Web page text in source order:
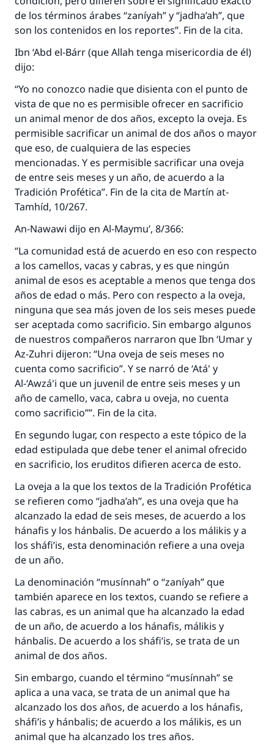
de los términos árabes “zaníyah” y “jadha’ah”, que
son los contenidos en los reportes”. Fin de la cita.
Ibn ‘Abd el-Bárr (que Allah tenga misericordia de él)
dijo:
“Yo no conozco nadie que disienta con el punto de
vista de que no es permisible ofrecer en sacrificio
un animal menor de dos años, excepto la oveja. Es
permisible sacrificar un animal de dos años o mayor
que eso, de cualquiera de las especies
mencionadas. Y es permisible sacrificar una oveja
de entre seis meses y un año, de acuerdo a la
Tradición Profética”. Fin de la cita de Martín at-
Tamhíd, 10/267.
An-Nawawi dijo en Al-Maymu’, 8/366:
“La comunidad está de acuerdo en eso con respecto
a los camellos, vacas y cabras, y es que ningún
animal de esos es aceptable a menos que tenga dos
años de edad o más. Pero con respecto a la oveja,
ninguna que sea más joven de los seis meses puede
ser aceptada como sacrificio. Sin embargo algunos
de nuestros compañeros narraron que Ibn ‘Umar y
Az-Zuhri dijeron: “Una oveja de seis meses no
cuenta como sacrificio”. Y se narró de ‘Atá' y
Al-‘Awzá'i que un juvenil de entre seis meses y un
año de camello, vaca, cabra u oveja, no cuenta
como sacrificio””. Fin de la cita.
En segundo lugar, con respecto a este tópico de la
edad estipulada que debe tener el animal ofrecido
en sacrificio, los eruditos difieren acerca de esto.
La oveja a la que los textos de la Tradición Profética
se refieren como “jadha’ah”, es una oveja que ha
alcanzado la edad de seis meses, de acuerdo a los
hánafis y los hánbalis. De acuerdo a los málikis y a
los sháfi’is, esta denominación refiere a una oveja
de un año.
La denominación “musínnah” o “zaníyah” que
también aparece en los textos, cuando se refiere a
las cabras, es un animal que ha alcanzado la edad
de un año, de acuerdo a los hánafis, málikis y
hánbalis. De acuerdo a los sháfi’is, se trata de un
animal de dos años.
Sin embargo, cuando el término “musínnah” se
aplica a una vaca, se trata de un animal que ha
alcanzado los dos años, de acuerdo a los hánafis,
sháfi’is y hánbalis; de acuerdo a los málikis, es un
animal que ha alcanzado los tres años.
La respuesta no. 110845 salvó un
matrimonio.
Desde la Q hasta la A, su contribución ayuda a
IslamQA.
Profeta ﷺ dijo:
"Una persona que orienta a otros a hacer el
bien obtendrá la misma recompensa que
Contribuir